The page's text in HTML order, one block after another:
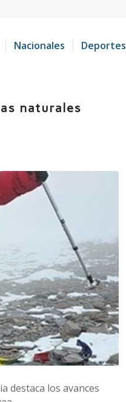
Nacionales Deportes
naturales
destaca los avances